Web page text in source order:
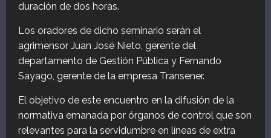
duración de dos horas.
Los oradores de dicho seminario serán el
agrimensor Juan José Nieto, gerente del
departamento de Gestión Pública y Fernando
Sayago, gerente de la empresa Transener.
El objetivo de este encuentro en la difusión de la
normativa emanada por órganos de control que son
relevantes para la servidumbre en líneas de extra